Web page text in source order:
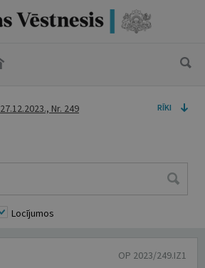
27.12.2023., Nr. 249 RĪKI
Locījumos
OP 2023/249.IZ1